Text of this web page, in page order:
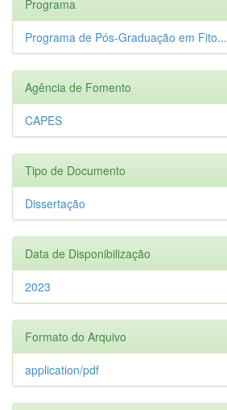
Programa
Programa de Pós-Graduação em Fito...
Agência de Fomento
CAPES
Tipo de Documento
Dissertação
Data de Disponibilização
2023
Formato do Arquivo
application/pdf